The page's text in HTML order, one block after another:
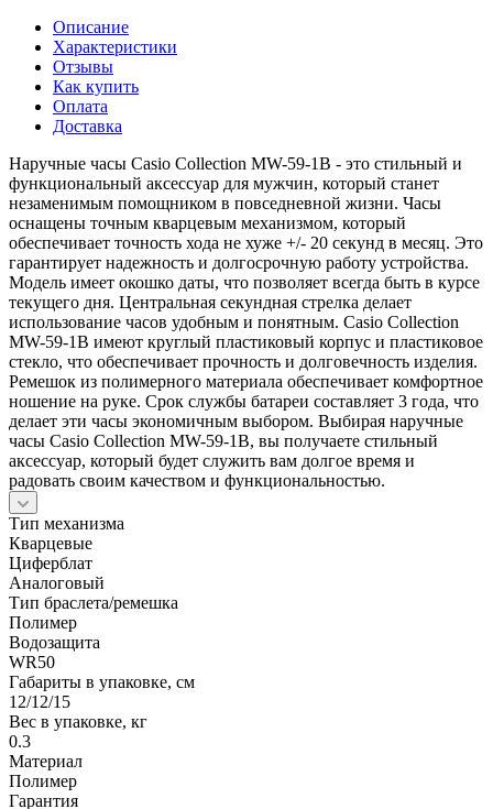
Описание
Характеристики
Отзывы
Как купить
Оплата
Доставка
Наручные часы Casio Collection MW-59-1B - это стильный и
функциональный аксессуар для мужчин, который станет
незаменимым помощником в повседневной жизни. Часы
оснащены точным кварцевым механизмом, который
обеспечивает точность хода не хуже +/- 20 секунд в месяц. Это
гарантирует надежность и долгосрочную работу устройства.
Модель имеет окошко даты, что позволяет всегда быть в курсе
текущего дня. Центральная секундная стрелка делает
использование часов удобным и понятным. Casio Collection
MW-59-1B имеют круглый пластиковый корпус и пластиковое
стекло, что обеспечивает прочность и долговечность изделия.
Ремешок из полимерного материала обеспечивает комфортное
ношение на руке. Срок службы батареи составляет 3 года, что
делает эти часы экономичным выбором. Выбирая наручные
часы Casio Collection MW-59-1B, вы получаете стильный
аксессуар, который будет служить вам долгое время и
радовать своим качеством и функциональностью.
Тип механизма
Кварцевые
Циферблат
Аналоговый
Тип браслета/ремешка
Полимер
Водозащита
WR50
Габариты в упаковке, см
12/12/15
Вес в упаковке, кг
0.3
Материал
Полимер
Гарантия